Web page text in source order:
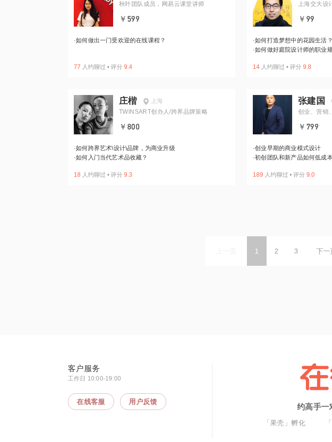
秋叶团队成员，网易云课堂讲师
￥599
·如何做出一门受欢迎的在线课程？
77 人约聊过 • 评分 9.4
上海交大设
￥99
·如何打造梦想中的花园生活？
·如何做好庭院设计师的职业
14 人约聊过 • 评分 9.8
庄楷
上海
TWINSART创办人/跨界品牌策略
￥800
·如何跨界艺术\设计\品牌，为商业升级
·如何入门当代艺术品收藏？
18 人约聊过 • 评分 9.3
张建国
创业、营销
￥799
·创业早期的商业模式设计
·初创团队和新产品如何低成
189 人约聊过 • 评分 9.0
1 2 3 下一
客户服务
工作日 10:00-19:00
在线客服 用户反馈
约高手一
「果壳」孵化